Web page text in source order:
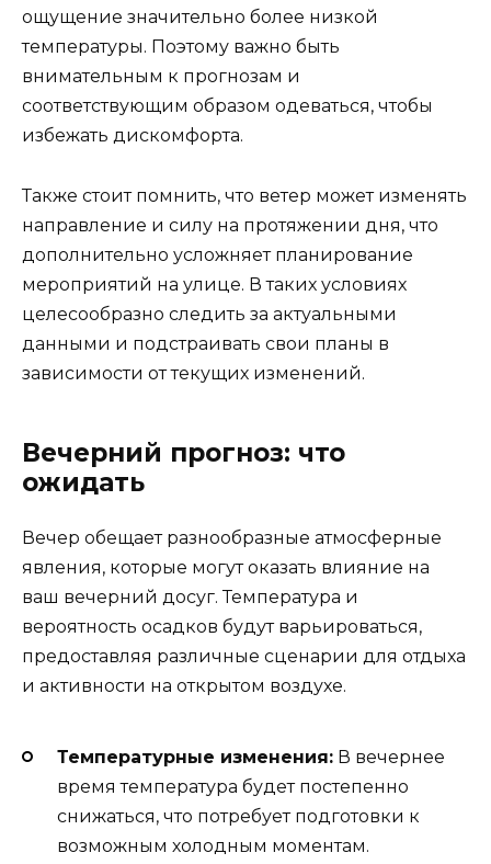
ощущение значительно более низкой
температуры. Поэтому важно быть
внимательным к прогнозам и
соответствующим образом одеваться, чтобы
избежать дискомфорта.
Также стоит помнить, что ветер может изменять
направление и силу на протяжении дня, что
дополнительно усложняет планирование
мероприятий на улице. В таких условиях
целесообразно следить за актуальными
данными и подстраивать свои планы в
зависимости от текущих изменений.
Вечерний прогноз: что
ожидать
Вечер обещает разнообразные атмосферные
явления, которые могут оказать влияние на
ваш вечерний досуг. Температура и
вероятность осадков будут варьироваться,
предоставляя различные сценарии для отдыха
и активности на открытом воздухе.
Температурные изменения: В вечернее
время температура будет постепенно
снижаться, что потребует подготовки к
возможным холодным моментам.